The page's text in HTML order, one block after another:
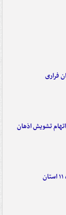
فراری
به اتهام تشویش اذهان